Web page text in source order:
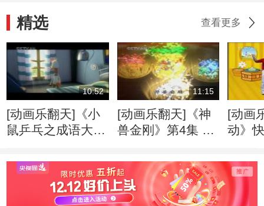
精选 查看更多
10:52
[动画乐翻天]《小
鼠乒乓之成语大
一梦
11:15
[动画乐翻天]《神
兽金刚》第4集 长
[动画
动》